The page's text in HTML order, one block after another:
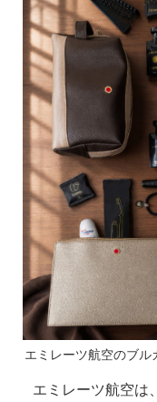
エミレーツ航空のブ
エミレーツ航空は